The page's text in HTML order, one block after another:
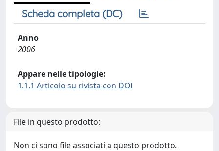
Scheda completa (DC)
Anno
2006
Appare nelle tipologie:
1.1.1 Articolo su rivista con DOI
File in questo prodotto:
Non ci sono file associati a questo prodotto.